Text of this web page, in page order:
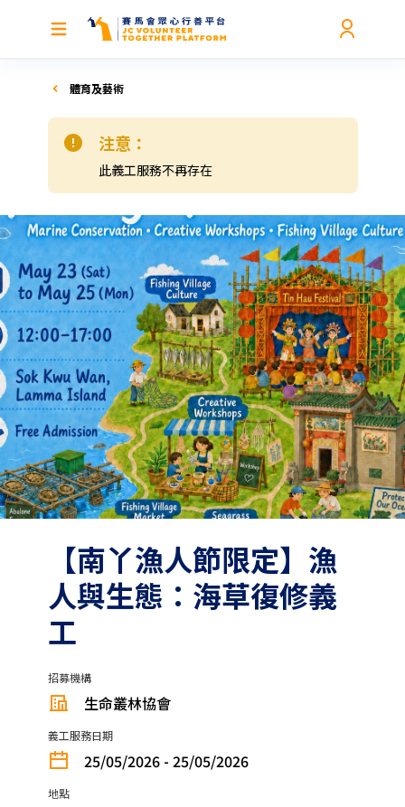
體育及藝術
注意：
此義工服務不再存在
【南丫漁人節限定】漁
人與生態：海草復修義
工
招募機構
生命叢林協會
義工服務日期
25/05/2026 - 25/05/2026
地點